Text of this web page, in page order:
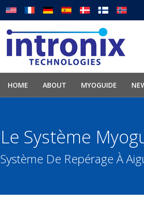
HOME ABOUT MYOGUIDE
Le Système
Système De Repérage À